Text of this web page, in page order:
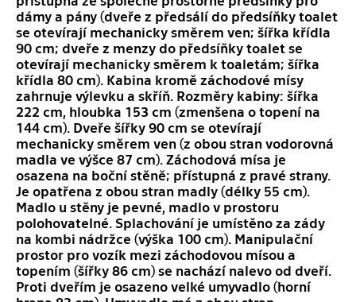
dámy a pány (dveře z předsálí do předsíňky toalet
se otevírají mechanicky směrem ven; šířka křídla
90 cm; dveře z menzy do předsíňky toalet se
otevírají mechanicky směrem k toaletám; šířka
křídla 80 cm). Kabina kromě záchodové mísy
zahrnuje výlevku a skříň. Rozměry kabiny: šířka
222 cm, hloubka 153 cm (zmenšena o topení na
144 cm). Dveře šířky 90 cm se otevírají
mechanicky směrem ven (z obou stran vodorovná
madla ve výšce 87 cm). Záchodová mísa je
osazena na boční stěně; přístupná z pravé strany.
Je opatřena z obou stran madly (délky 55 cm).
Madlo u stěny je pevné, madlo v prostoru
polohovatelné. Splachování je umístěno za zády
na kombi nádržce (výška 100 cm). Manipulační
prostor pro vozík mezi záchodovou mísou a
topením (šířky 86 cm) se nachází nalevo od dveří.
Proti dveřím je osazeno velké umyvadlo (horní